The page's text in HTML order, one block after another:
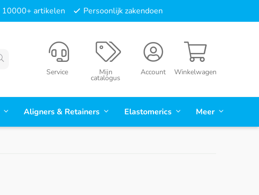
10000+ artikelen Persoonlijk zakendoen
Winkelwagen
Account
Mijn
catalogus
Service
Aligners & Retainers Elastomerics Meer